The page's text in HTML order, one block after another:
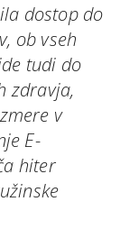
dostop do
ob vseh
tudi do
zdravja,
v
E-
hiter